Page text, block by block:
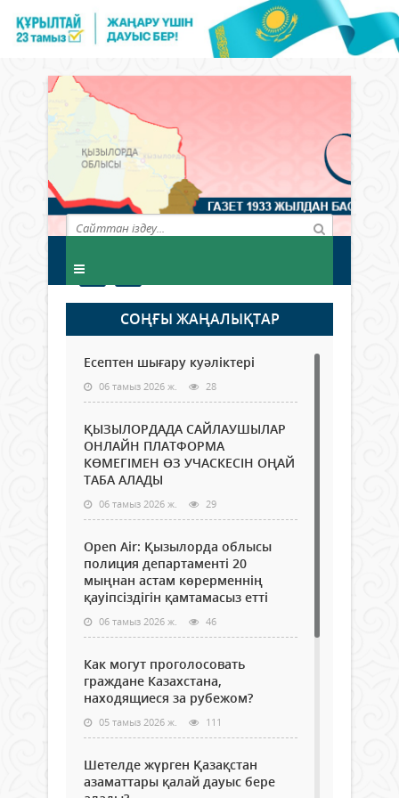
СОҢҒЫ ЖАҢАЛЫҚТАР
Есептен шығару куәліктері
06 тамыз 2026 ж. 28
ҚЫЗЫЛОРДАДА САЙЛАУШЫЛАР
ОНЛАЙН ПЛАТФОРМА
КӨМЕГІМЕН ӨЗ УЧАСКЕСІН ОҢАЙ
ТАБА АЛАДЫ
06 тамыз 2026 ж. 29
Open Air: Қызылорда облысы
полиция департаменті 20
мыңнан астам көрерменнің
қауіпсіздігін қамтамасыз етті
06 тамыз 2026 ж. 46
Как могут проголосовать
граждане Казахстана,
находящиеся за рубежом?
05 тамыз 2026 ж. 111
Шетелде жүрген Қазақстан
азаматтары қалай дауыс бере